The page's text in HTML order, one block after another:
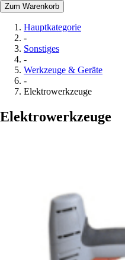
Zum Warenkorb
Hauptkategorie
-
Sonstiges
-
Werkzeuge & Geräte
-
Elektrowerkzeuge
Elektrowerkzeuge